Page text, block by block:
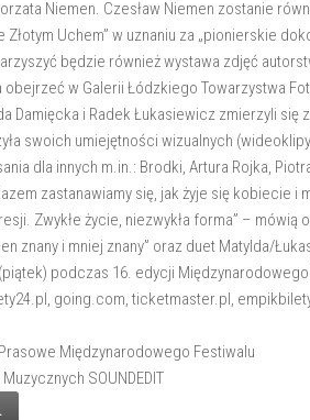
Niemen. Czesław Niemen zostanie
Złotym Uchem” w uznaniu za „pionierskie
będzie również wystawa zdjęć
obejrzeć w Galerii Łódzkiego Towarzystwa
Damięcka i Radek Łukasiewicz zmierzyli
swoich umiejętności wizualnych
dla innych m.in.: Brodki, Artura Rojka,
zastanawiamy się, jak żyje się kobiecie
Zwykłe życie, niezwykła forma” – mówią
znany i mniej znany” oraz duet Matylda/
podczas 16. edycji
going.com, ticketmaster.pl,
Międzynarodowego Festiwalu
SOUNDEDIT